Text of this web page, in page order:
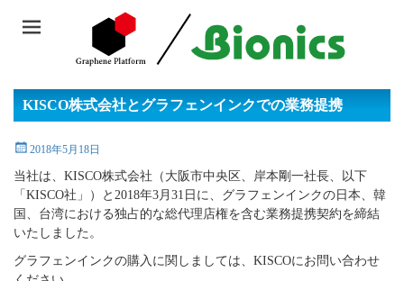
KISCO株式会社とグラフェンインクでの業務提携
Posted2018年5月18日
当社は、KISCO株式会社（大阪市中央区、岸本剛一社長、以下
「KISCO社」）と2018年3月31日に、グラフェンインクの日本、韓
国、台湾における独占的な総代理店権を含む業務提携契約を締結
いたしました。
グラフェンインクの購入に関しましては、KISCOにお問い合わせ